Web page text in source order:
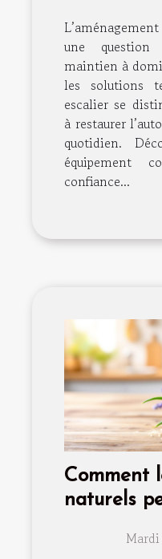
une
maintien à
les solutions
escalier se
à restaurer
quotidien.
équipement
confiance...
Comment
naturels
de soins